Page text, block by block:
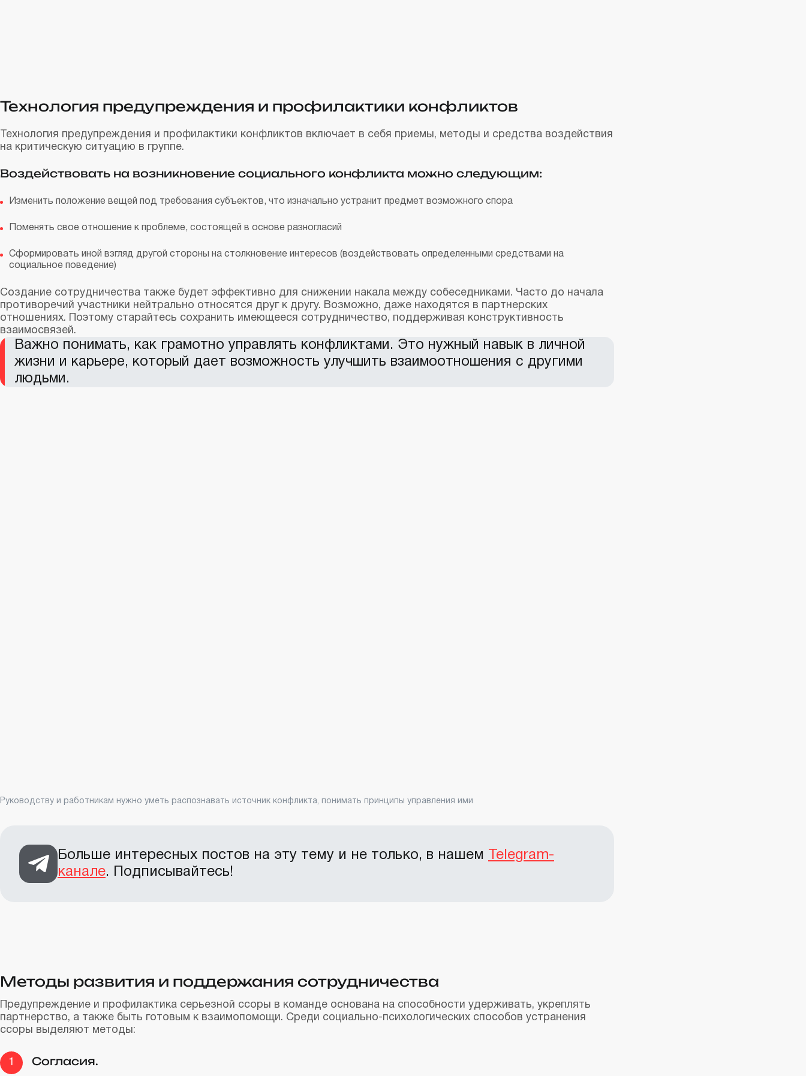
Технология предупреждения и профилактики конфликтов
Технология предупреждения и профилактики конфликтов включает в себя приемы, методы и средства воздействия
на критическую ситуацию в группе.
Воздействовать на возникновение социального конфликта можно следующим:
Изменить положение вещей под требования субъектов, что изначально устранит предмет возможного спора
Поменять свое отношение к проблеме, состоящей в основе разногласий
Сформировать иной взгляд другой стороны на столкновение интересов (воздействовать определенными средствами на
социальное поведение)
Создание сотрудничества также будет эффективно для снижении накала между собеседниками. Часто до начала
противоречий участники нейтрально относятся друг к другу. Возможно, даже находятся в партнерских
отношениях. Поэтому старайтесь сохранить имеющееся сотрудничество, поддерживая конструктивность
взаимосвязей.
Важно понимать, как грамотно управлять конфликтами. Это нужный навык в личной
жизни и карьере, который дает возможность улучшить взаимоотношения с другими
людьми.
Руководству и работникам нужно уметь распознавать источник конфликта, понимать принципы управления ими
Больше интересных постов на эту тему и не только, в нашем
Telegram-
канале. Подписывайтесь!
Методы развития и поддержания сотрудничества
Предупреждение и профилактика серьезной ссоры в команде основана на способности удерживать, укреплять
партнерство, а также быть готовым к взаимопомощи. Среди социально-психологических способов устранения
ссоры выделяют методы:
1 Согласия.